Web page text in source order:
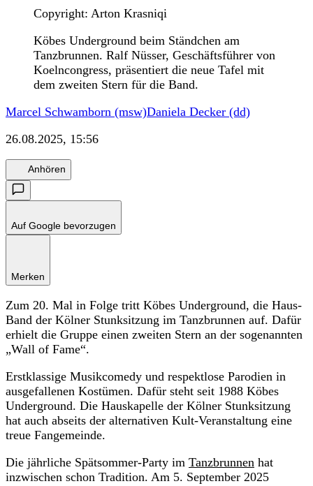
Copyright: Arton Krasniqi
Köbes Underground beim Ständchen am
Tanzbrunnen. Ralf Nüsser, Geschäftsführer von
Koelncongress, präsentiert die neue Tafel mit
dem zweiten Stern für die Band.
Marcel Schwamborn (msw)Daniela Decker (dd)
26.08.2025, 15:56
Anhören
Auf Google bevorzugen
Merken
Zum 20. Mal in Folge tritt Köbes Underground, die Haus-
Band der Kölner Stunksitzung im Tanzbrunnen auf. Dafür
erhielt die Gruppe einen zweiten Stern an der sogenannten
„Wall of Fame“.
Erstklassige Musikcomedy und respektlose Parodien in
ausgefallenen Kostümen. Dafür steht seit 1988 Köbes
Underground. Die Hauskapelle der Kölner Stunksitzung
hat auch abseits der alternativen Kult-Veranstaltung eine
treue Fangemeinde.
Die jährliche Spätsommer-Party im Tanzbrunnen hat
inzwischen schon Tradition. Am 5. September 2025